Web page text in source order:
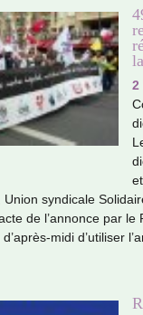
2
Union syn­di­cale
de l’annonce par le
midi d’uti­li­ser